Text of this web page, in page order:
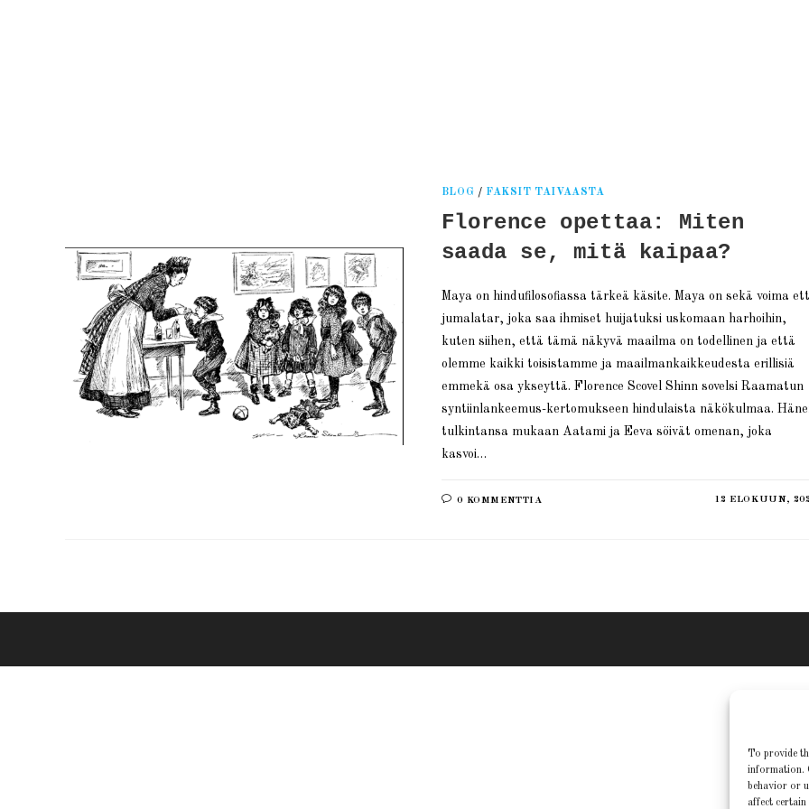
To provide
information.
behavior or
affect certain
BLOG / FAKSIT TAIVAASTA
Florence opettaa: Miten
saada se, mitä kaipaa?
Maya on hindufilosofiassa tärkeä käsite. Maya on sekä voima
jumalatar, joka saa ihmiset huijatuksi uskomaan harhoihin,
kuten siihen, että tämä näkyvä maailma on todellinen ja että
olemme kaikki toisistamme ja maailmankaikkeudesta erillisiä
emmekä osa ykseyttä. Florence Scovel Shinn sovelsi Raamatun
syntiinlankeemus-kertomukseen hindulaista näkökulmaa.
tulkintansa mukaan Aatami ja Eeva söivät omenan, joka
kasvoi…
0 KOMMENTTIA 12 ELOKUUN,